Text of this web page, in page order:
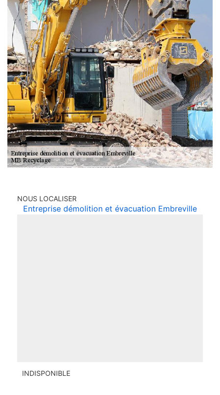
NOUS LOCALISER
Entreprise démolition et évacuation Embreville
INDISPONIBLE